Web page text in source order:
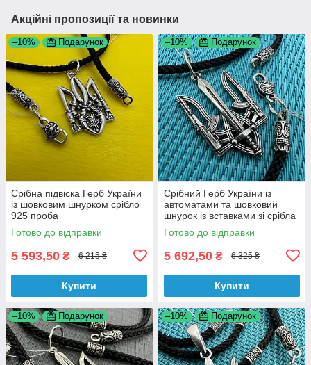
Акційні пропозиції та новинки
–10% Подарунок
Срібна підвіска Герб України
із шовковим шнурком срібло
925 проба
Готово до відправки
5 593,50 ₴ 6 215 ₴
Купити
–10% Подарунок
Срібний Герб України із
автоматами та шовковий
шнурок із вставками зі срібла
925 проби
Готово до відправки
5 692,50 ₴ 6 325 ₴
Купити
–10% Подарунок –10% Подарунок